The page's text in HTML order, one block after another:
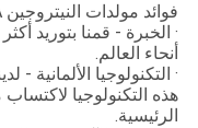
فوائد مولدات النيتروجين PSA الخاصة بنا:
أنحاء العالم.
· التكنولوجيا الألمانية -
هذه التكنولوجيا
الرئيسية.